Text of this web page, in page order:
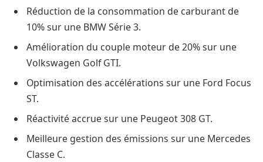
Réduction de la consommation de carburant de
10% sur une BMW Série 3.
Amélioration du couple moteur de 20% sur une
Volkswagen Golf GTI.
Optimisation des accélérations sur une Ford Focus
ST.
Réactivité accrue sur une Peugeot 308 GT.
Meilleure gestion des émissions sur une Mercedes
Classe C.